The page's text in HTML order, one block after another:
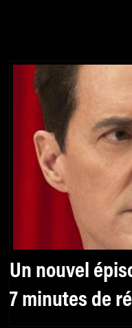
Un nouvel
7 minutes de